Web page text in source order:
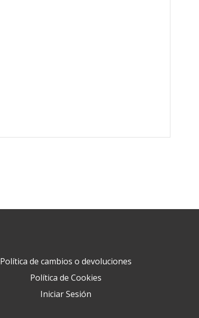
Política de cambios o devoluciones
Política de Cookies
Iniciar Sesión